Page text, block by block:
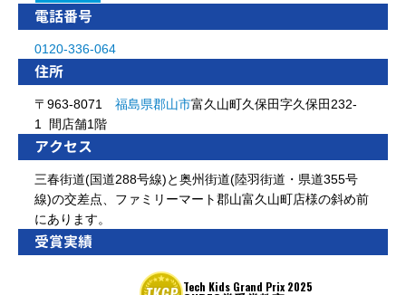
電話番号
0120-336-064
住所
〒963-8071 福島県郡山市富久山町久保田字久保田232-
1 間店舗1階
アクセス
三春街道(国道288号線)と奥州街道(陸羽街道・県道355号
線)の交差点、ファミリーマート郡山富久山町店様の斜め前
にあります。
受賞実績
Tech Kids Grand Prix 2025